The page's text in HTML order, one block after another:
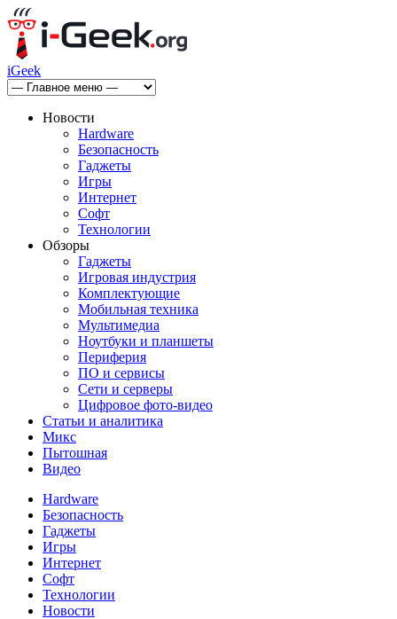
iGeek
Новости
Hardware
Безопасность
Гаджеты
Игры
Интернет
Софт
Технологии
Обзоры
Гаджеты
Игровая индустрия
Комплектующие
Мобильная техника
Мультимедиа
Ноутбуки и планшеты
Периферия
ПО и сервисы
Сети и серверы
Цифровое фото-видео
Статьи и аналитика
Микс
Пытошная
Видео
Hardware
Безопасность
Гаджеты
Игры
Интернет
Софт
Технологии
Новости